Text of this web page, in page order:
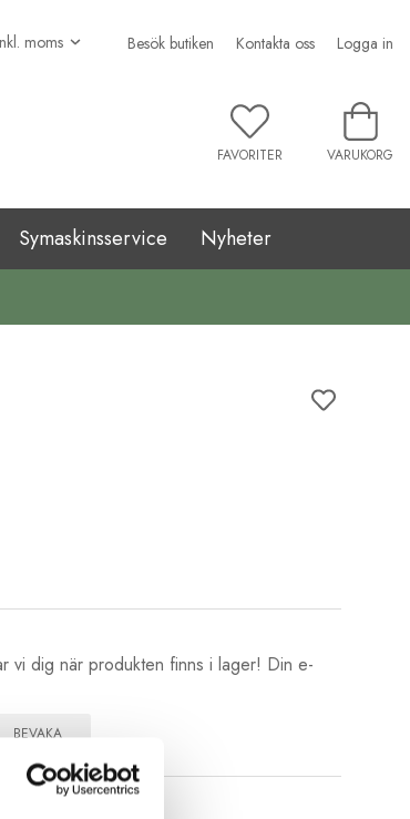
Besök butiken Kontakta oss Logga in
FAVORITER VARUKORG
Symaskinsservice Nyheter
vi dig när produkten finns i lager! Din e-
BEVAKA